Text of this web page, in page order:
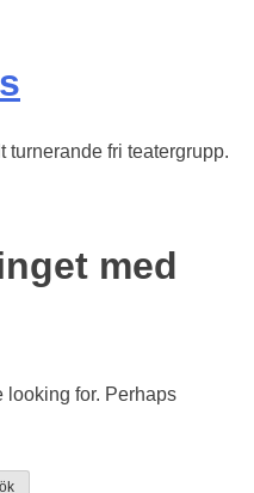
turnerande fri teatergrupp.
med
looking for. Perhaps